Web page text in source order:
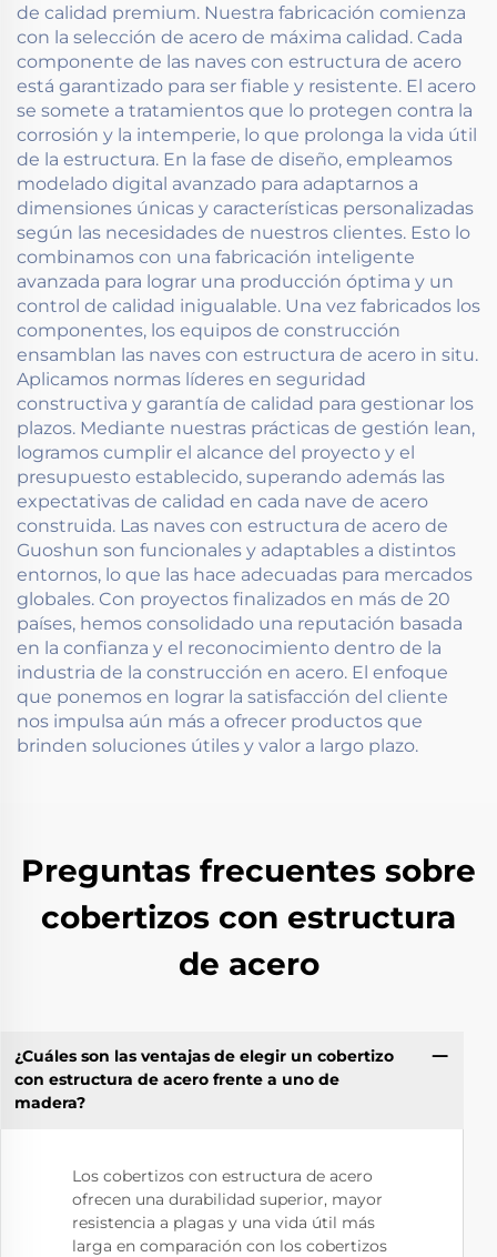
de calidad premium. Nuestra fabricación comienza
con la selección de acero de máxima calidad. Cada
componente de las naves con estructura de acero
está garantizado para ser fiable y resistente. El acero
se somete a tratamientos que lo protegen contra la
corrosión y la intemperie, lo que prolonga la vida útil
de la estructura. En la fase de diseño, empleamos
modelado digital avanzado para adaptarnos a
dimensiones únicas y características personalizadas
según las necesidades de nuestros clientes. Esto lo
combinamos con una fabricación inteligente
avanzada para lograr una producción óptima y un
control de calidad inigualable. Una vez fabricados los
componentes, los equipos de construcción
ensamblan las naves con estructura de acero in situ.
Aplicamos normas líderes en seguridad
constructiva y garantía de calidad para gestionar los
plazos. Mediante nuestras prácticas de gestión lean,
logramos cumplir el alcance del proyecto y el
presupuesto establecido, superando además las
expectativas de calidad en cada nave de acero
construida. Las naves con estructura de acero de
Guoshun son funcionales y adaptables a distintos
entornos, lo que las hace adecuadas para mercados
globales. Con proyectos finalizados en más de 20
países, hemos consolidado una reputación basada
en la confianza y el reconocimiento dentro de la
industria de la construcción en acero. El enfoque
que ponemos en lograr la satisfacción del cliente
nos impulsa aún más a ofrecer productos que
brinden soluciones útiles y valor a largo plazo.
Preguntas frecuentes sobre
cobertizos con estructura
de acero
¿Cuáles son las ventajas de elegir un cobertizo
con estructura de acero frente a uno de
madera?
Los cobertizos con estructura de acero
ofrecen una durabilidad superior, mayor
resistencia a plagas y una vida útil más
larga en comparación con los cobertizos